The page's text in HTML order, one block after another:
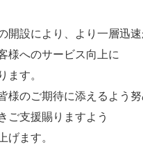
開設により、より一層迅
様へのサービス向上に
ます。
様のご期待に添えるよう
ご支援賜りますよう
げます。